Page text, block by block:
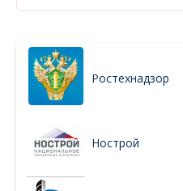
Ростехнадзор
Нострой